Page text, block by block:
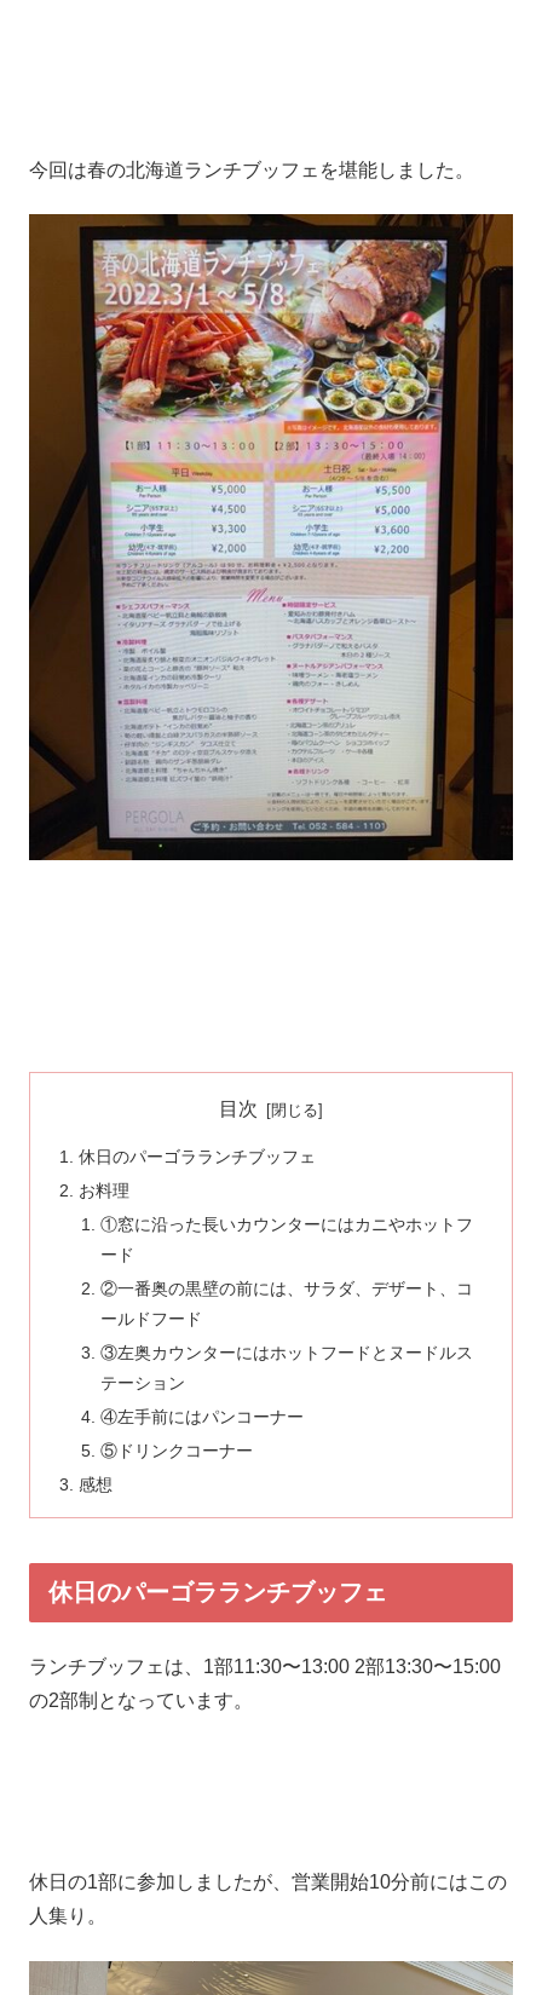
今回は春の北海道ランチブッフェを堪能しました。
目次
休日のパーゴラランチブッフェ
お料理
①窓に沿った長いカウンターにはカニやホットフ
ード
②一番奥の黒壁の前には、サラダ、デザート、コ
ールドフード
③左奥カウンターにはホットフードとヌードルス
テーション
④左手前にはパンコーナー
⑤ドリンクコーナー
感想
休日のパーゴラランチブッフェ
ランチブッフェは、1部11:30〜13:00 2部13:30〜15:00
の2部制となっています。
休日の1部に参加しましたが、営業開始10分前にはこの
人集り。